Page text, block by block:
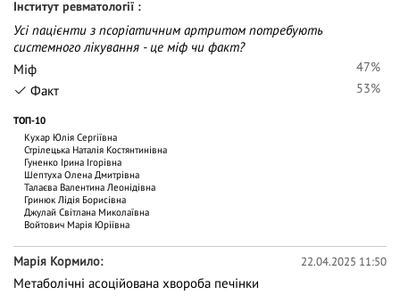
Інститут ревматології
Усі пацієнти з псоріатичним артритом потребують
системного лікування - це міф чи факт?
Міф
47%
Факт
53%
ТОП-10
Кухар Юлія Сергіївна
Стрілецька Наталія Костянтинівна
Гуненко Ірина Ігорівна
Шептуха Олена Дмитрівна
Талаєва Валентина Леонідівна
Гринюк Лідія Борисівна
Джулай Світлана Миколаївна
Войтович Марія Юріївна
Марія Кормило 22.04.2025 11:50
Метаболічні асоційована хвороба печінки